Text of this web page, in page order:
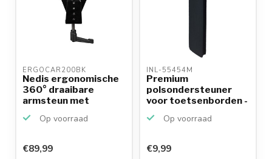
ERGOCAR200BK
Nedis ergonomische
360° draaibare
armsteun met
Op voorraad
€89,99
INL-55454M
Premium
polsondersteuner
voor toetsenborden -
Op voorraad
€9,99